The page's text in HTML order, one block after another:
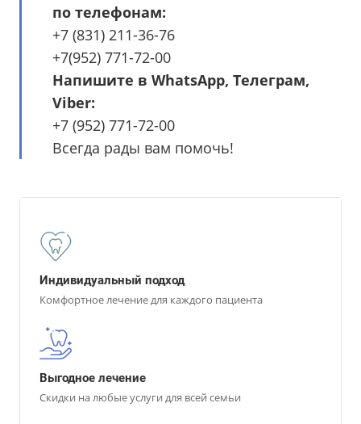
по телефонам:
+7 (831) 211-36-76
+7(952) 771-72-00
Напишите в WhatsApp, Телеграм,
Viber:
+7 (952) 771-72-00
Всегда рады вам помочь!
Индивидуальный подход
Комфортное лечение для каждого пациента
Выгодное лечение
Скидки на любые услуги для всей семьи